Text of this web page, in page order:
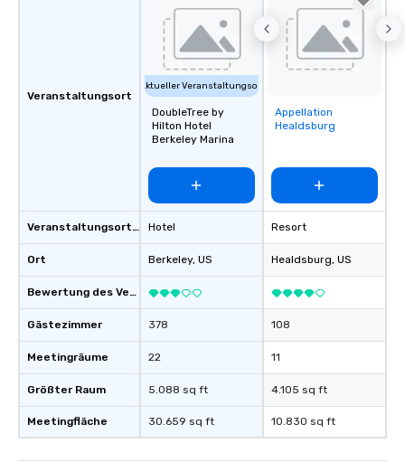
Veranstaltungsort
Veranstaltungsortstyp
Ort
Bewertung des Veranstaltungsortes
Gästezimmer
Meetingräume
Größter Raum
Meetingfläche
Aktueller Veranstaltungsort
DoubleTree by
Hilton Hotel
Berkeley Marina
Hotel
Berkeley, US
378
22
5.088 sq ft
30.659 sq ft
Removed from
favorites
Appellation
Healdsburg
Resort
Healdsburg, US
108
11
4.105 sq ft
10.830 sq ft